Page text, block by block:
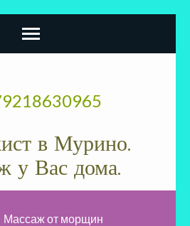
в Мурино.
у Вас дома.
Массаж от морщин